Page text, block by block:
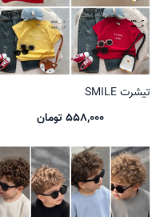
تیشرت SMILE
558,000 تومان